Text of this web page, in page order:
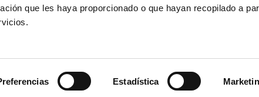
que les haya proporcionado o que hayan recopilado a
Estadística